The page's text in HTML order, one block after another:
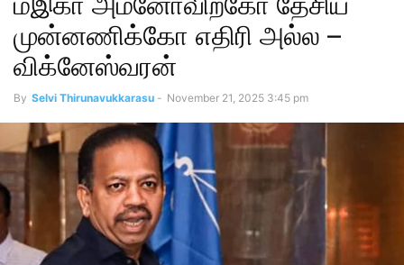
முன்னணிக்கோ எதிரி அல்ல –
விக்னேஸ்வரன்
By Selvi Thirunavukkarasu - November 21, 2025 3:45 pm